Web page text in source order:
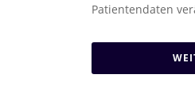
Patientendaten